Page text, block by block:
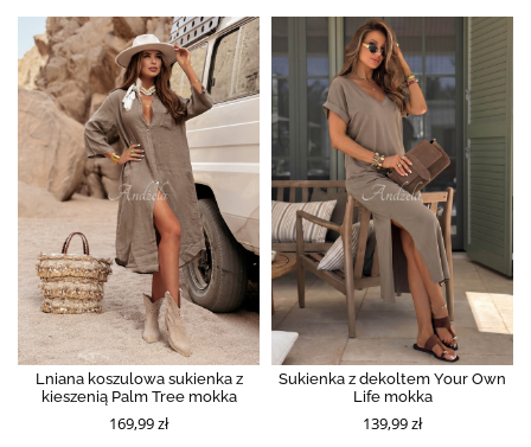
Lniana koszulowa sukienka z
kieszenią Palm Tree mokka
169,99 zł
Sukienka z dekoltem Your Own
Life mokka
139,99 zł